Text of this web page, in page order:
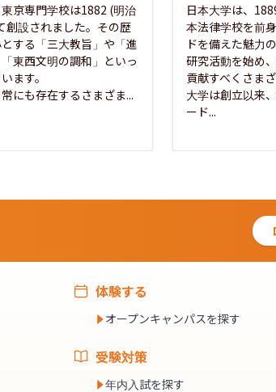
京専門学校は1882 (明治
創設されました。その歴
する「三大教旨」や「進
東西文明の調和」といっ
ます。
にも存在するさまざま...
日本大学は、
本法律学校を前
ドを備えた魅力
研究活動を始め
貢献すべくさま
大学は創立以来
ード...
体験する
オープンキャンパスを探す
受験対策
年内入試を探す